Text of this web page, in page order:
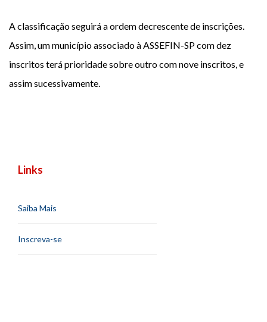
A classificação seguirá a ordem decrescente de inscrições.
Assim, um município associado à ASSEFIN-SP com dez
inscritos terá prioridade sobre outro com nove inscritos, e
assim sucessivamente.
Links
Saiba Mais
Inscreva-se